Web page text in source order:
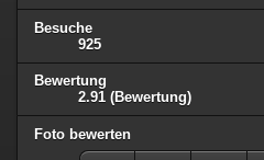
Besuche
925
Bewertung
2.91 (Bewertung)
Foto bewerten